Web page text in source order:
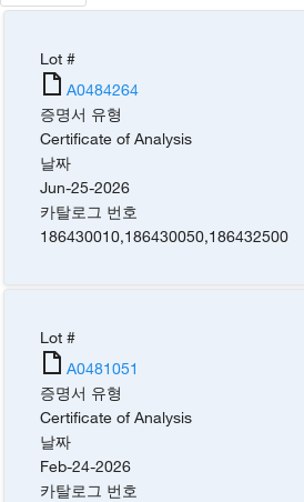
Lot #
A0484264
증명서 유형
Certificate of Analysis
날짜
Jun-25-2026
카탈로그 번호
186430010,186430050,186432500
Lot #
A0481051
증명서 유형
Certificate of Analysis
날짜
Feb-24-2026
카탈로그 번호